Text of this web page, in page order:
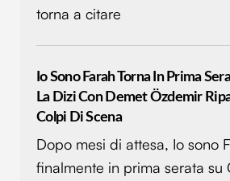
torna a citare
Io Sono Farah Torna In Prima
La Dizi Con Demet Özdemir
Colpi Di Scena
Dopo mesi di attesa, Io sono
finalmente in prima serata su